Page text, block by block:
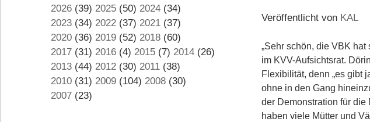
Veröffentlicht von KAL
„Sehr schön, die VBK
im KVV-Aufsichtsrat.
Flexibilität, denn „es gibt
ohne in den Gang
der Demonstration für
ha­ben viele Mütter und
2026 (39) 2025 (50) 2024 (34)
2023 (34) 2022 (37) 2021 (37)
2020 (36) 2019 (52) 2018 (60)
2017 (31) 2016 (4) 2015 (7) 2014 (26)
2013 (44) 2012 (30) 2011 (38)
2010 (31) 2009 (104) 2008 (30)
2007 (23)